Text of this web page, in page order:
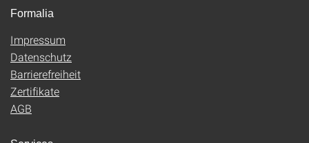
Formalia
Impressum
Datenschutz
Barrierefreiheit
Zertifikate
AGB